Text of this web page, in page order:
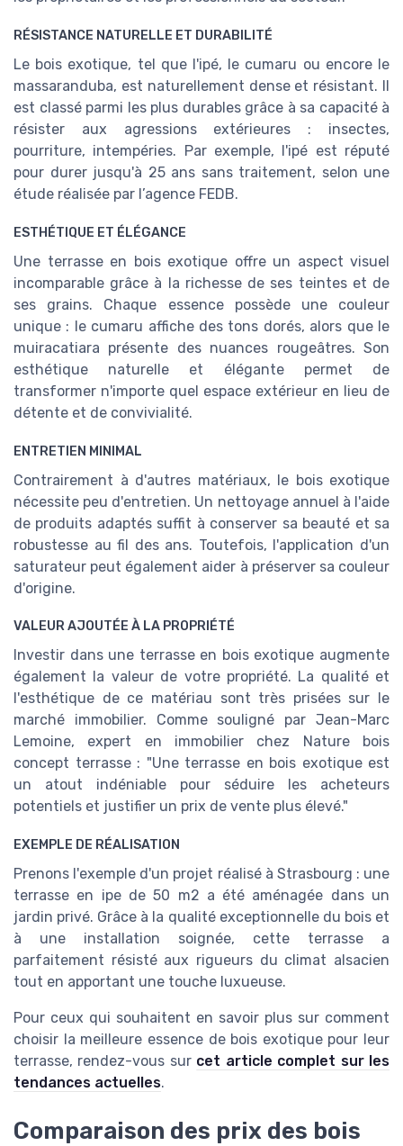
RÉSISTANCE NATURELLE ET DURABILITÉ
Le bois exotique, tel que l'ipé, le cumaru ou encore le
massaranduba, est naturellement dense et résistant. Il
est classé parmi les plus durables grâce à sa capacité à
résister aux agressions extérieures : insectes,
pourriture, intempéries. Par exemple, l'ipé est réputé
pour durer jusqu'à 25 ans sans traitement, selon une
étude réalisée par l’agence FEDB.
ESTHÉTIQUE ET ÉLÉGANCE
Une terrasse en bois exotique offre un aspect visuel
incomparable grâce à la richesse de ses teintes et de
ses grains. Chaque essence possède une couleur
unique : le cumaru affiche des tons dorés, alors que le
muiracatiara présente des nuances rougeâtres. Son
esthétique naturelle et élégante permet de
transformer n'importe quel espace extérieur en lieu de
détente et de convivialité.
ENTRETIEN MINIMAL
Contrairement à d'autres matériaux, le bois exotique
nécessite peu d'entretien. Un nettoyage annuel à l'aide
de produits adaptés suffit à conserver sa beauté et sa
robustesse au fil des ans. Toutefois, l'application d'un
saturateur peut également aider à préserver sa couleur
d'origine.
VALEUR AJOUTÉE À LA PROPRIÉTÉ
Investir dans une terrasse en bois exotique augmente
également la valeur de votre propriété. La qualité et
l'esthétique de ce matériau sont très prisées sur le
marché immobilier. Comme souligné par Jean-Marc
Lemoine, expert en immobilier chez Nature bois
concept terrasse : "Une terrasse en bois exotique est
un atout indéniable pour séduire les acheteurs
potentiels et justifier un prix de vente plus élevé."
EXEMPLE DE RÉALISATION
Prenons l'exemple d'un projet réalisé à Strasbourg : une
terrasse en ipe de 50 m2 a été aménagée dans un
jardin privé. Grâce à la qualité exceptionnelle du bois et
à une installation soignée, cette terrasse a
parfaitement résisté aux rigueurs du climat alsacien
tout en apportant une touche luxueuse.
Pour ceux qui souhaitent en savoir plus sur comment
choisir la meilleure essence de bois exotique pour leur
terrasse, rendez-vous sur cet article complet sur les
tendances actuelles.
Comparaison des prix des bois